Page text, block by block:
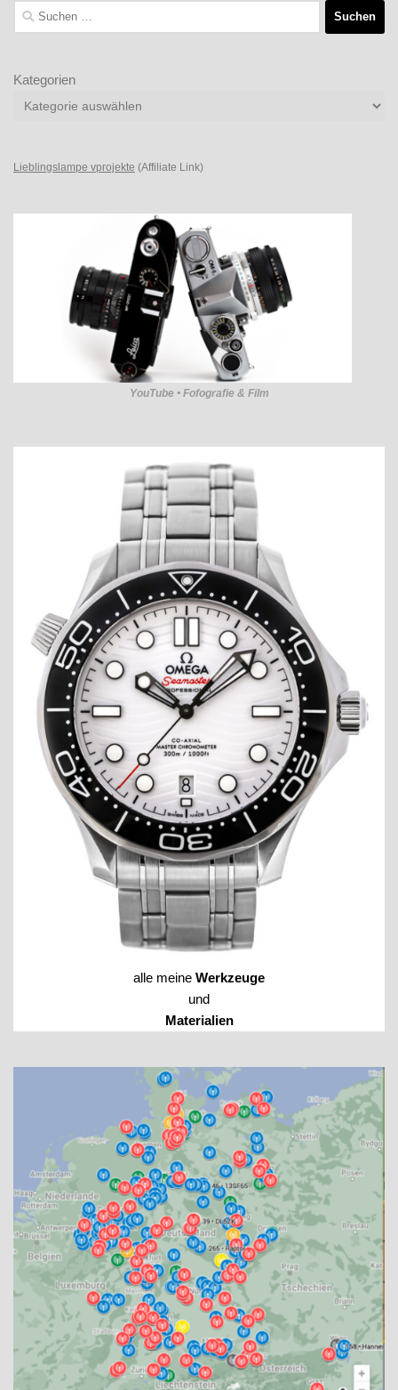
Suchen
nach:
Kategorien
Lieblingslampe vprojekte (Affiliate Link)
YouTube • Fofografie & Film
alle meine Werkzeuge
und
Materialien